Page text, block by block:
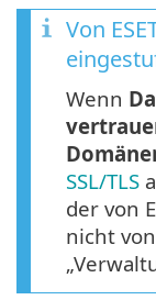
Von
Wenn
SSL/TLS
der von
nicht